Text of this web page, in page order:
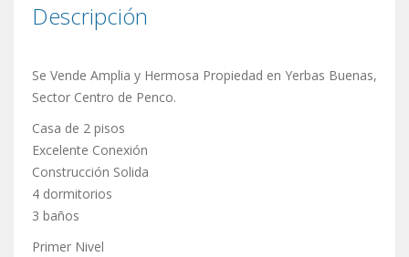
Descripción
Se Vende Amplia y Hermosa Propiedad en Yerbas Buenas,
Sector Centro de Penco.
Casa de 2 pisos
Excelente Conexión
Construcción Solida
4 dormitorios
3 baños
Primer Nivel